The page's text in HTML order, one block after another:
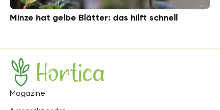
Minze hat gelbe Blätter: das hilft schnell
Hortica
Magazine